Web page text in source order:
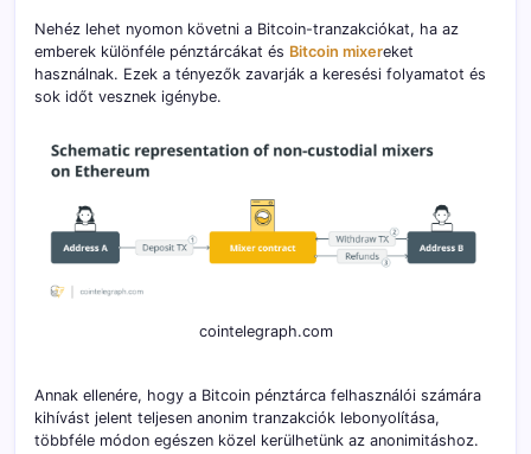
Nehéz lehet nyomon követni a Bitcoin-tranzakciókat, ha az
emberek különféle pénztárcákat és Bitcoin mixereket
használnak. Ezek a tényezők zavarják a keresési folyamatot és
sok időt vesznek igénybe.
cointelegraph.com
Annak ellenére, hogy a Bitcoin pénztárca felhasználói számára
kihívást jelent teljesen anonim tranzakciók lebonyolítása,
többféle módon egészen közel kerülhetünk az anonimitáshoz.